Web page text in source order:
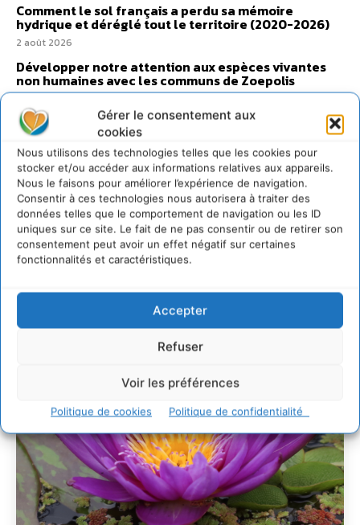
Gérer le consentement aux
cookies
Nous utilisons des technologies telles que les cookies pour
stocker et/ou accéder aux informations relatives aux appareils.
Nous le faisons pour améliorer l’expérience de navigation.
Consentir à ces technologies nous autorisera à traiter des
données telles que le comportement de navigation ou les ID
uniques sur ce site. Le fait de ne pas consentir ou de retirer son
consentement peut avoir un effet négatif sur certaines
fonctionnalités et caractéristiques.
Accepter
Refuser
Voir les préférences
Politique de cookies Politique de confidentialité
Comment le sol français a perdu sa mémoire
hydrique et déréglé tout le territoire (2020-2026)
2 août 2026
Développer notre attention aux espèces vivantes
non humaines avec les communs de Zoepolis
Un kit citoyen pour lever les freins au
développement des forêts comestibles dans nos
villes
29 juillet 2026
L’éco-anxiété informe et l’éco-lucidité transforme
28 juillet 2026
7 indicateurs pour des villes résilientes et durables,
adaptées au changement climatique
27 juillet 2026